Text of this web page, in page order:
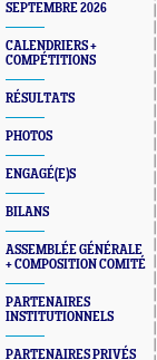
SEPTEMBRE 2026
CALENDRIERS +
COMPÉTITIONS
RÉSULTATS
PHOTOS
ENGAGÉ(E)S
BILANS
ASSEMBLÉE GÉNÉRALE
+ COMPOSITION COMITÉ
PARTENAIRES
INSTITUTIONNELS
PARTENAIRES PRIVÉS